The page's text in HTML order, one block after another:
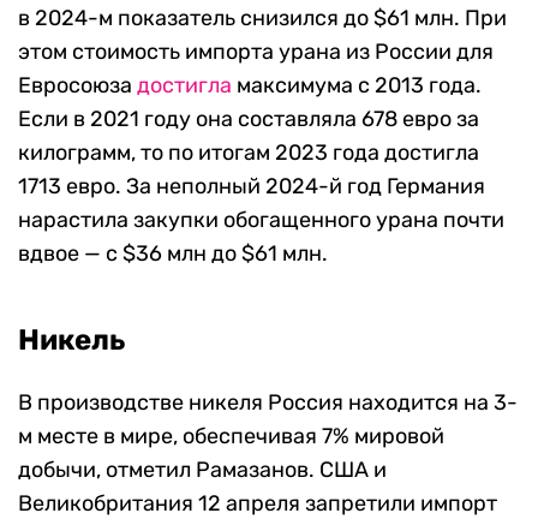
в 2024-м показатель снизился до $61 млн. При
этом стоимость импорта урана из России для
Евросоюза достигла максимума с 2013 года.
Если в 2021 году она составляла 678 евро за
килограмм, то по итогам 2023 года достигла
1713 евро. За неполный 2024-й год Германия
нарастила закупки обогащенного урана почти
вдвое — с $36 млн до $61 млн.
Никель
В производстве никеля Россия находится на 3-
м месте в мире, обеспечивая 7% мировой
добычи, отметил Рамазанов. США и
Великобритания 12 апреля запретили импорт